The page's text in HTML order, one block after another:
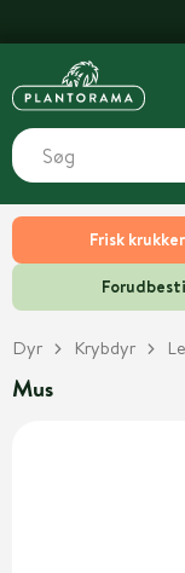
Frisk
Dyr Krybdyr
Mus